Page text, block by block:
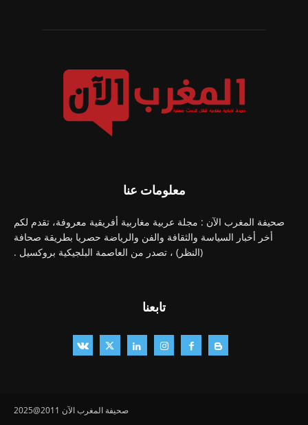
معلومات عنا
صحيفة المغرب الآن : مجلة عربية مغاربية أفريقية معروفة، تقدم لكم
أخر أخبار السياسة والثقافة والفن والرياضة حصريا بطريقة صحافة
(النظر) ، تصدر من العاصمة البلجيكية بروكسيل .
تابعنا
صحيفة المغرب الآن 2011@2025